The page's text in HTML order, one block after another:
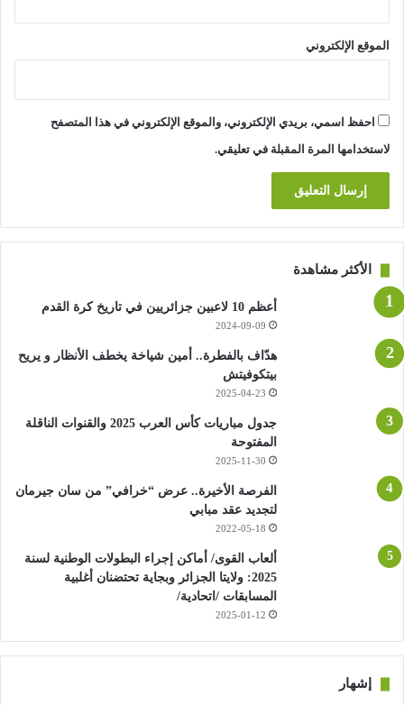
الموقع الإلكتروني
احفظ اسمي، بريدي الإلكتروني، والموقع الإلكتروني في هذا المتصفح
لاستخدامها المرة المقبلة في تعليقي.
الأكثر مشاهدة
أعظم 10 لاعبين جزائريين في تاريخ كرة القدم
2024-09-09
هدّاف بالفطرة.. أمين شياخة يخطف الأنظار و يريح
بيتكوفيتش
2025-04-23
جدول مباريات كأس العرب 2025 والقنوات الناقلة
المفتوحة
2025-11-30
الفرصة الأخيرة.. عرض “خرافي” من سان جيرمان
لتجديد عقد مبابي
2022-05-18
ألعاب القوى/ أماكن إجراء البطولات الوطنية لسنة
2025: ولايتا الجزائر وبجاية تحتضنان أغلبية
المسابقات /اتحادية/
2025-01-12
إشهار